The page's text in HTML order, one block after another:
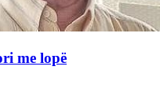
me lopë